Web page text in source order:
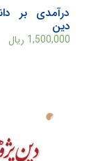
درآمدی بر
دین
1,500,000 ریال